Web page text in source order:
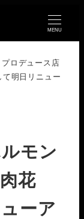
MENU
プロデュース店
て明日リニュー
モン
花
ーア